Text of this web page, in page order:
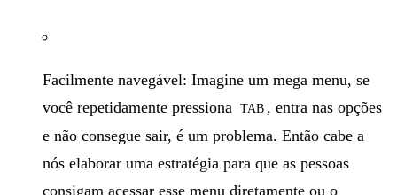
Facilmente navegável: Imagine um mega menu, se
você repetidamente pressiona
TAB , entra nas opções
e não consegue sair, é um problema. Então cabe a
nós elaborar uma estratégia para que as pessoas
consigam acessar esse menu diretamente ou o